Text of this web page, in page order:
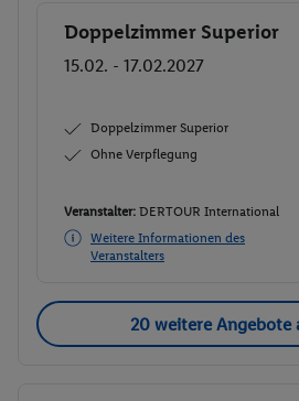
Buchen
Doppelzimmer Superior
15.02. - 17.02.2027
Doppelzimmer Superior
Ohne Verpflegung
Veranstalter: DERTOUR International
Weitere Informationen des
Veranstalters
20 weitere Angebote